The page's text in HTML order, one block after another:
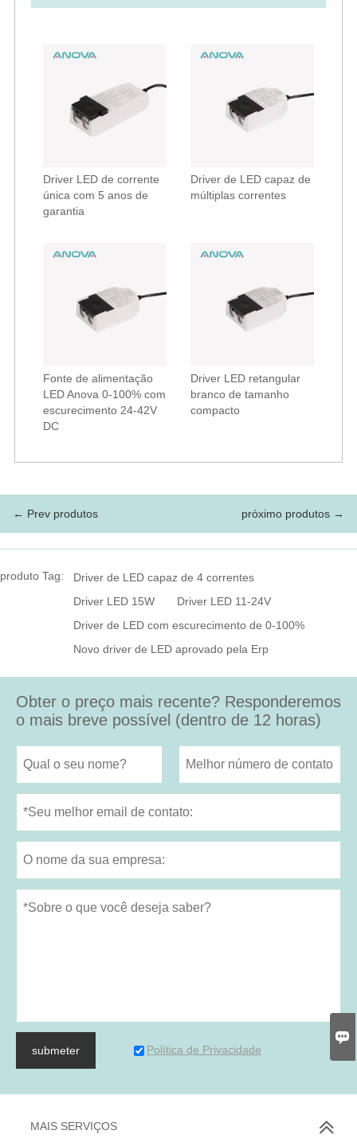
Driver LED de corrente
única com 5 anos de
garantia
Driver de LED capaz de
múltiplas correntes
Fonte de alimentação
LED Anova 0-100% com
escurecimento 24-42V
DC
Driver LED retangular
branco de tamanho
compacto
← Prev produtos próximo produtos →
produto Tag:
Driver de LED capaz de 4 correntes
Driver LED 15W
Driver LED 11-24V
Driver de LED com escurecimento de 0-100%
Novo driver de LED aprovado pela Erp
Obter o preço mais recente? Responderemos
o mais breve possível (dentro de 12 horas)
submeter Política de Privacidade
MAIS SERVIÇOS
